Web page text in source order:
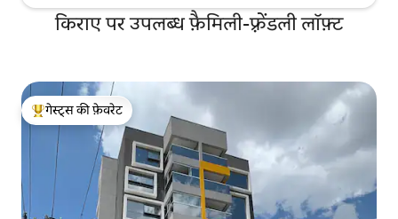
किराए पर उपलब्ध फ़ैमिली-फ़्रेंडली लॉफ़्ट
गेस्ट्स का टॉप फ़ेवरेट
गेस्ट्स की फ़ेवरेट